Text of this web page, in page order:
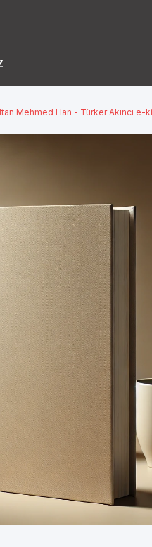
Mehmed Han - Türker Akıncı e-